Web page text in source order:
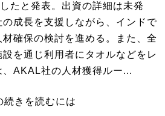
たと発表。出資の詳細は未発
成長を支援しながら、インドで
確保の検討を進める。また、全
を通じ利用者にタオルなどをレ
、AKAL社の人材獲得ルー...
続きを読むには